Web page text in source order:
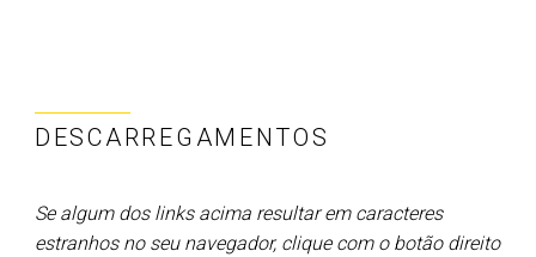
DESCARREGAMENTOS
Se algum dos links acima resultar em caracteres
estranhos no seu navegador, clique com o botão direito